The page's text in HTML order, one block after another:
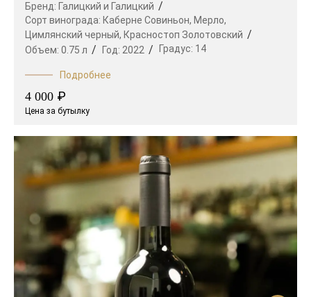
Бренд: Галицкий и Галицкий
Сорт винограда: Каберне Совиньон, Мерло,
Цимлянский черный, Красностоп Золотовский
Объем: 0.75 л Год: 2022 Градус: 14
Подробнее
4 000 ₽
Цена за бутылку